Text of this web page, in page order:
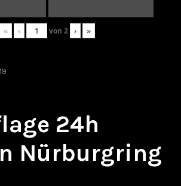
« ‹ von 2 › »
24h
Nürburgring